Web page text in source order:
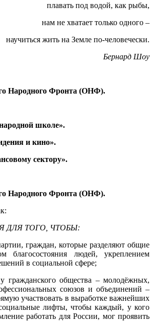
плавать под водой, как рыбы,
нам не хватает только одного –
научиться жить на Земле по-человечески.
Бернард Шоу
Народного Фронта (ОНФ).
школе».
и кино».
сектору».
Народного Фронта (ОНФ).
ДЛЯ ТОГО, ЧТОБЫ:
граждан, которые разделяют общие
благосостояния людей, укреплением
в социальной сфере;
гражданского общества – молодёжных,
союзов и объединений –
участвовать в выработке важнейших
лифты, чтобы каждый, у кого
работать для России, мог проявить